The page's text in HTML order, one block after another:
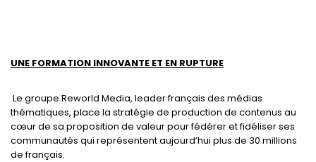
UNE FORMATION INNOVANTE ET EN RUPTURE
Le groupe Reworld Media, leader français des médias
thématiques, place la stratégie de production de contenus au
cœur de sa proposition de valeur pour fédérer et fidéliser ses
communautés qui représentent aujourd’hui plus de 30 millions
de français.